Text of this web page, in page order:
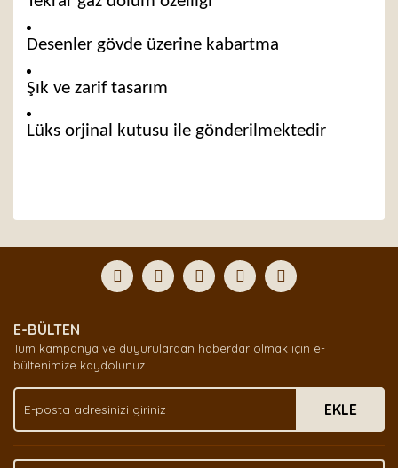
Desenler gövde üzerine kabartma
Şık ve zarif tasarım
Lüks orjinal kutusu ile gönderilmektedir
Yorum Yaz
formunu kullanarak tarafımıza iletebilirsiniz.
Görüş ve önerileriniz için teşekkür ederiz.
Ürün açıklamasında eksik bilgiler bulunuyor.
Ürün bilgilerinde hatalar bulunuyor.
Ürün fiyatı diğer sitelerden daha pahalı.
Bu ürüne benzer farklı alternatifler olmalı.
E-BÜLTEN
Tüm kampanya ve duyurulardan haberdar olmak için e-
bültenimize kaydolunuz.
EKLE